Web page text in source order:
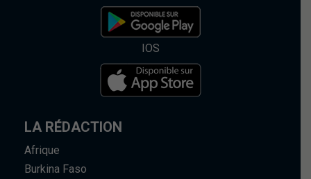
IOS
LA RÉDACTION
Afrique
Burkina Faso